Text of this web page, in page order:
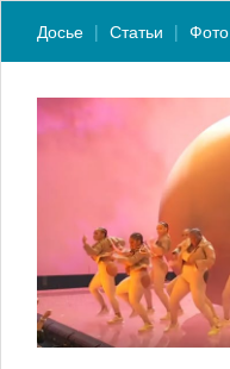
Досье Статьи Фото